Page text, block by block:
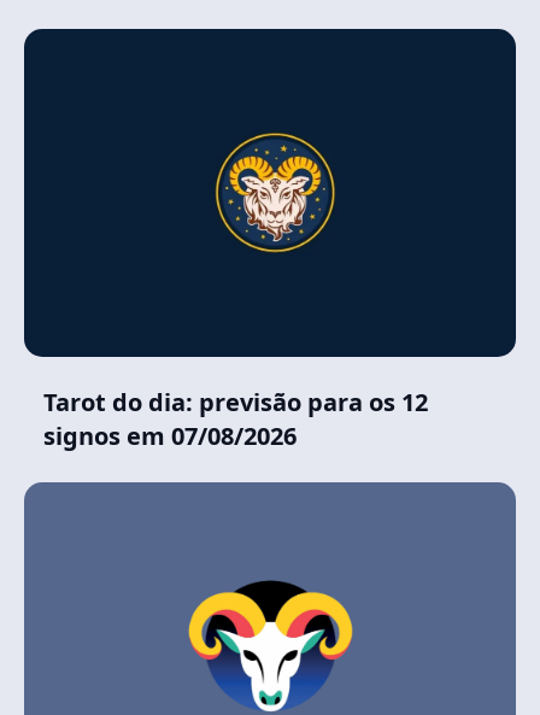
Tarot do dia: previsão para os 12
signos em 07/08/2026